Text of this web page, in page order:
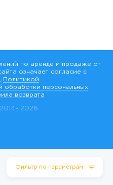
Фильтр по параметрам
2026
по аренде и продаже от
означает согласие с
Политикой
обработки персональных
возврата